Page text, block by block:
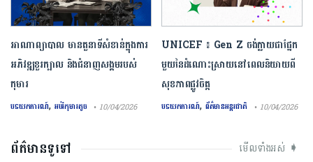
អាណាព្យាបាល មានតួនាទីសំខាន់ក្នុងការ
អភិវឌ្ឍខួរក្បាល និងជំនាញសង្គមរបស់
កុមារ
បទយកការណ៍, អប់រំកុមារតូច • 10/04/2026
UNICEF ៖ Gen Z ចង់ក្លាយ​ជា​ផ្នែក​
មួយ​នៃ​ដំណោះស្រាយ​នៅ​ពេល​និយាយ​ពី
សុខភាព​ផ្លូវចិត្ត
បទយកការណ៍, ព័ត៌មានអន្តរជាតិ • 10/04/2026
ព័ត៌មានទូទៅ មើលទាំងអស់ ➧